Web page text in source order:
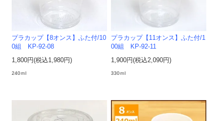
プラカップ【8オンス】ふた付/10
0組 KP-92-08
1,800円(税込1,980円)
240ｍl
プラカップ【11オンス】ふた付/1
00組 KP-92-11
1,900円(税込2,090円)
330ｍl